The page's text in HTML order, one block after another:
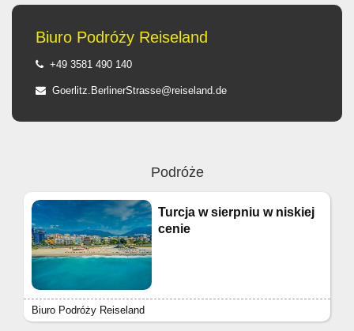
Biuro Podróży Reiseland
+49 3581 490 140
Goerlitz.BerlinerStrasse@reiseland.de
Podróże
Turcja w sierpniu w niskiej
cenie
Biuro Podróży Reiseland